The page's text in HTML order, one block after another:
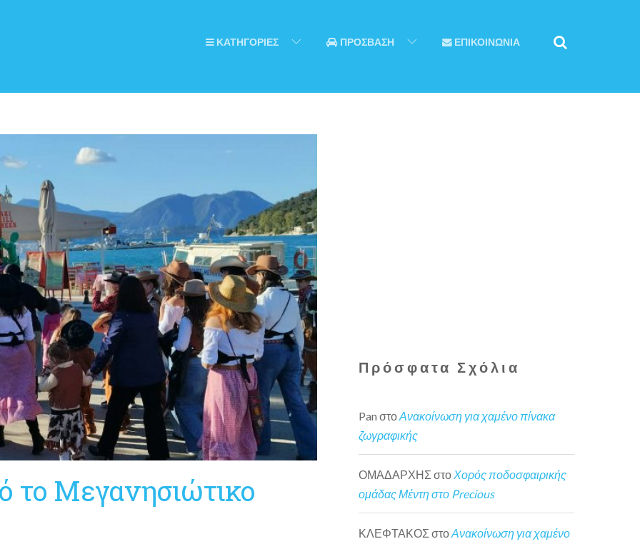
ΚΑΤΗΓΟΡΙΕΣ ΠΡΟΣΒΑΣΗ ΕΠΙΚΟΙΝΩΝΙΑ
το Μεγανησιώτικο
Πρόσφατα Σχόλια
Pan στοΑνακοίνωση για χαμένο πίνακα
ζωγραφικής
ΟΜΑΔΑΡΧΗΣ στο Χορός ποδοσφαιρικής
ομάδας Μέντη στο Precious
ΚΛΕΦΤΑΚΟΣ στοΑνακοίνωση για χαμένο